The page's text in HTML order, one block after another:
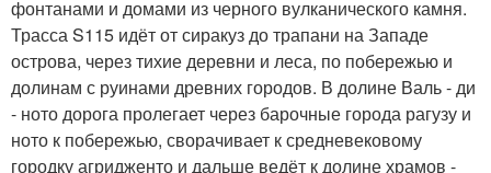
фонтанами и домами из черного вулканического камня.
Трасса S115 идёт от сиракуз до трапани на Западе
острова, через тихие деревни и леса, по побережью и
долинам с руинами древних городов. В долине Валь - ди
- ното дорога пролегает через барочные города рагузу и
ното к побережью, сворачивает к средневековому
городку агридженто и дальше ведёт к долине храмов -